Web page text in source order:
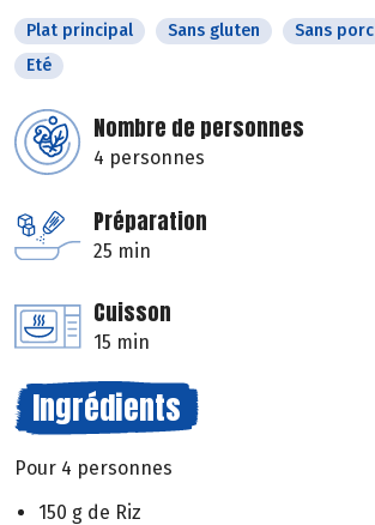
Plat principal Sans gluten Sans porc
Eté
Nombre de personnes
4 personnes
Préparation
25 min
Cuisson
15 min
Ingrédients
Pour 4 personnes
150 g de Riz